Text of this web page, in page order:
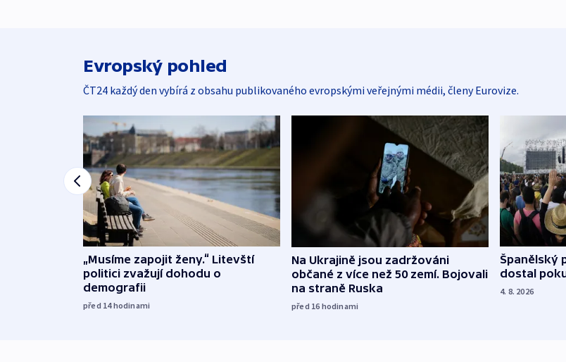
Evropský pohled
ČT24 každý den vybírá z obsahu publikovaného evropskými veřejnými médii, členy Eurovize.
„Musíme zapojit ženy.“ Litevští
politici zvažují dohodu o
demografii
před 14hodinami
Na Ukrajině jsou zadržováni
občané z více než 50 zemí. Bojovali
na straně Ruska
před 16 hodinami
Španělský
dostal
4. 8. 2026